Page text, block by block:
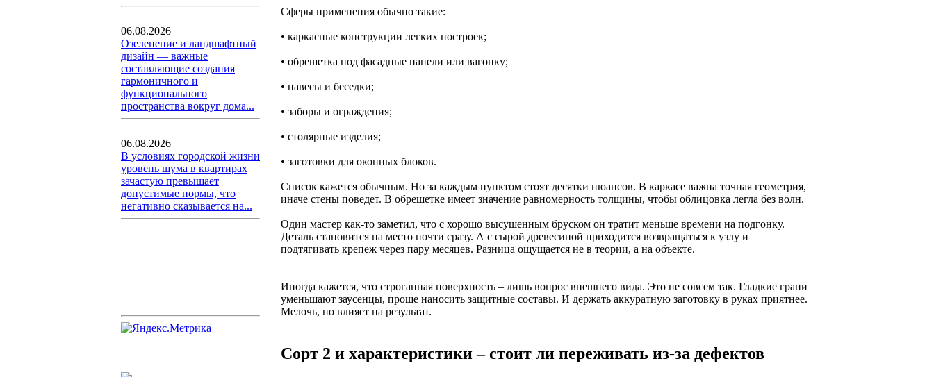
06.08.2026
Озеленение и ландшафтный
дизайн — важные
составляющие создания
гармоничного и
функционального
пространства вокруг дома...
06.08.2026
В условиях городской жизни
уровень шума в квартирах
зачастую превышает
допустимые нормы, что
негативно сказывается на...
Сферы применения обычно такие:
• каркасные конструкции легких построек;
• обрешетка под фасадные панели или вагонку;
• навесы и беседки;
• заборы и ограждения;
• столярные изделия;
• заготовки для оконных блоков.
Список кажется обычным. Но за каждым пунктом стоят десятки нюансов. В каркасе важна точная геометрия,
иначе стены поведет. В обрешетке имеет значение равномерность толщины, чтобы облицовка легла без волн.
Один мастер как-то заметил, что с хорошо высушенным бруском он тратит меньше времени на подгонку.
Деталь становится на место почти сразу. А с сырой древесиной приходится возвращаться к узлу и
подтягивать крепеж через пару месяцев. Разница ощущается не в теории, а на объекте.
Иногда кажется, что строганная поверхность – лишь вопрос внешнего вида. Это не совсем так. Гладкие грани
уменьшают заусенцы, проще наносить защитные составы. И держать аккуратную заготовку в руках приятнее.
Мелочь, но влияет на результат.
Сорт 2 и характеристики – стоит ли переживать из-за дефектов